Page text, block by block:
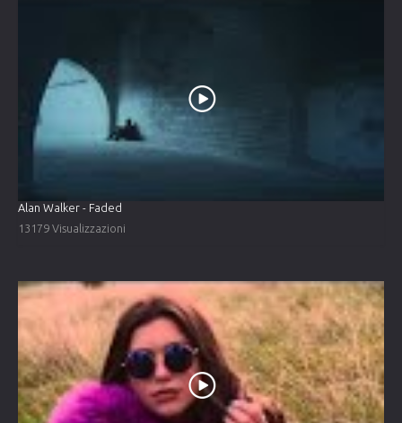
Alan Walker - Faded
13179 Visualizzazioni